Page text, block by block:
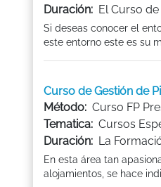
Duración: El Curso
Si deseas conocer el
este entorno este es su
Curso de Gestión de
Método: Curso FP
Tematica: Cursos
Duración: La
En esta área tan
alojamientos, se hace